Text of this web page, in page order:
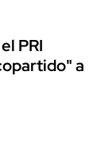
PRI
a